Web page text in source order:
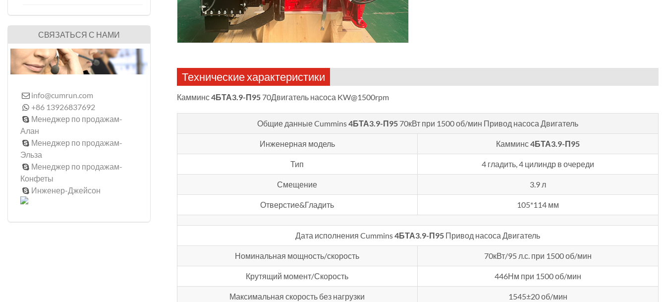
Технические характеристики
Камминс4БТА3.9-П9570Двигатель насоса KW@1500rpm
Общие данные Cummins4БТА3.9-П9570кВт при 1500 об/мин Привод насоса Двигатель
Инженерная модель Камминс4БТА3.9-П95
Тип 4 гладить, 4 цилиндр в очереди
Смещение 3.9 л
Отверстие&Гладить 105*114 мм
Дата исполнения Cummins4БТА3.9-П95 Привод насоса Двигатель
Номинальная мощность/скорость 70кВт/95 л.с. при 1500 об/мин
Крутящий момент/Скорость 446Нм при 1500 об/мин
Максимальная скорость без нагрузки 1545±20 об/мин
СВЯЗАТЬСЯ С НАМИ
 info@cumrun.com
 +86 13926837692
 Менеджер по продажам-
Алан
 Менеджер по продажам-
Эльза
 Менеджер по продажам-
Конфеты
 Инженер-Джейсон